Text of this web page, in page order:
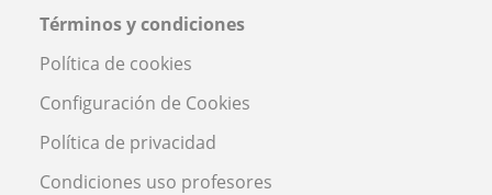
Términos y condiciones
Política de cookies
Configuración de Cookies
Política de privacidad
Condiciones uso profesores